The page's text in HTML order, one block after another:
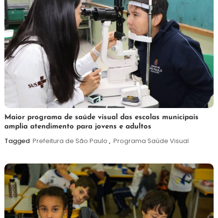
7
de
agosto
Maurilio
Maior programa de saúde visual das escolas municipais
amplia atendimento para jovens e adultos
Tagged Prefeitura de São Paulo , Programa Saúde Visual